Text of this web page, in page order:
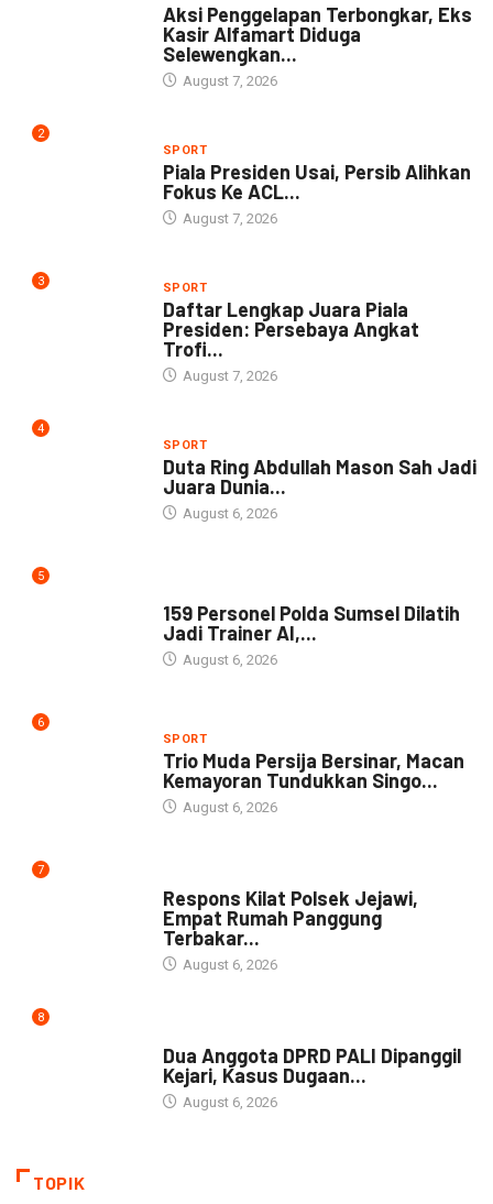
Aksi Penggelapan Terbongkar, Eks
Kasir Alfamart Diduga
Selewengkan...
August 7, 2026
2
SPORT
Piala Presiden Usai, Persib Alihkan
Fokus Ke ACL...
August 7, 2026
3 SPORT
Daftar Lengkap Juara Piala
Presiden: Persebaya Angkat
Trofi...
August 7, 2026
4
SPORT
Duta Ring Abdullah Mason Sah Jadi
Juara Dunia...
August 6, 2026
5
159 Personel Polda Sumsel Dilatih
Jadi Trainer AI,...
August 6, 2026
6
SPORT
Trio Muda Persija Bersinar, Macan
Kemayoran Tundukkan Singo...
August 6, 2026
7
Respons Kilat Polsek Jejawi,
Empat Rumah Panggung
Terbakar...
August 6, 2026
8
Dua Anggota DPRD PALI Dipanggil
Kejari, Kasus Dugaan...
August 6, 2026
TOPIK